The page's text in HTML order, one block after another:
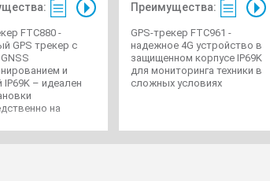
FTC880 -
GPS трекер с
и
IP69K – идеален
на
средства
Преимущества:
GPS-трекер FTC961 -
надежное 4G устройство в
защищенном корпусе IP69K
для мониторинга техники в
сложных условиях